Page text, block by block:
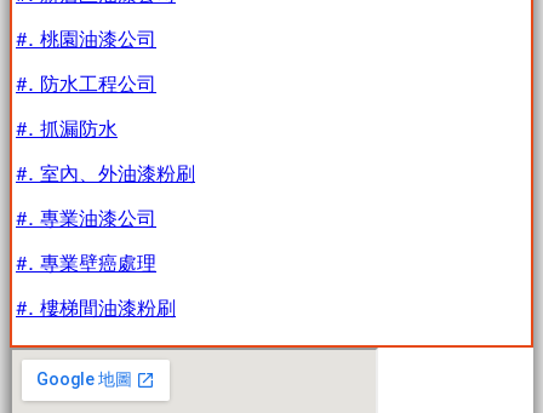
#. 桃園油漆公司
#. 防水工程公司
#. 抓漏防水
#. 室內、外油漆粉刷
#. 專業油漆公司
#. 專業壁癌處理
#. 樓梯間油漆粉刷